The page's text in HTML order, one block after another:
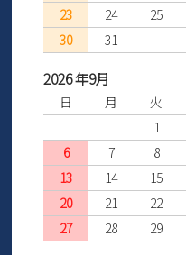
23
24 25
30
31
2026 年9月
日 月 火
1
6
7 8
13
14 15
20
21 22
27
28 29